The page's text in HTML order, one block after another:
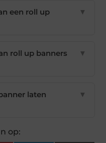
een roll up
▼
roll up banners
▼
laten
▼
op: